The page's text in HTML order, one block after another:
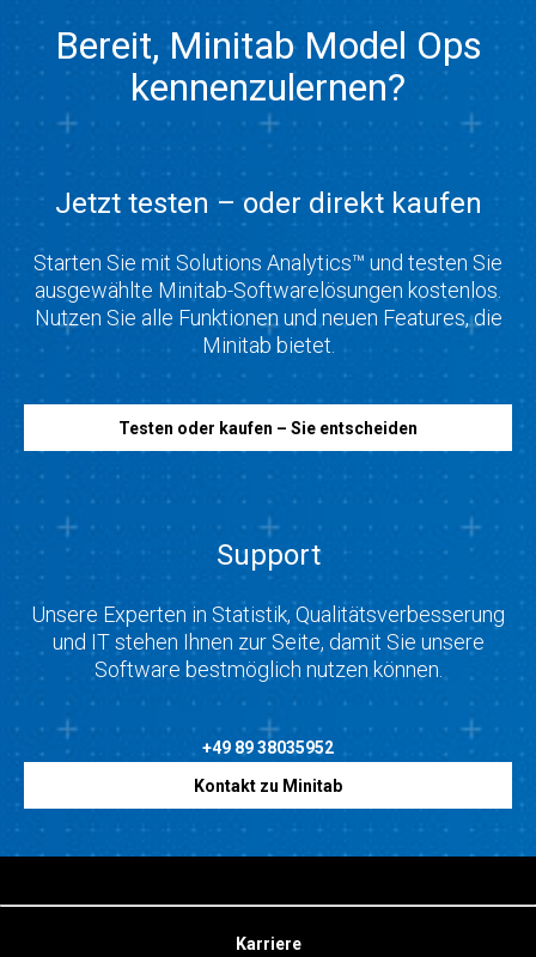
Bereit, Minitab Model Ops
kennenzulernen?
Jetzt testen – oder direkt kaufen
Starten Sie mit Solutions Analytics™ und testen Sie
ausgewählte Minitab-Softwarelösungen kostenlos.
Nutzen Sie alle Funktionen und neuen Features, die
Minitab bietet.
Testen oder kaufen – Sie entscheiden
Support
Unsere Experten in Statistik, Qualitätsverbesserung
und IT stehen Ihnen zur Seite, damit Sie unsere
Software bestmöglich nutzen können.
+49 89 38035952
Kontakt zu Minitab
Karriere